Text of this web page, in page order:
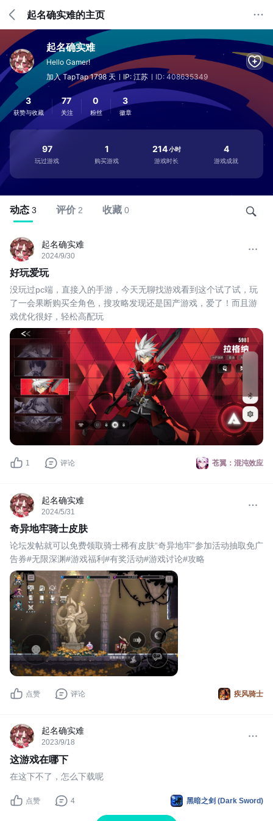
起名确实难的主页
起名确实难
Hello Gamer!
加入 TapTap 1798 天
IP: 江苏 ID: 408635349
3
获赞与收藏
77
关注
0
粉丝
3
徽章
97
玩过游戏
1
购买游戏
214 小时
游戏时长
4
游戏成就
动态 3 评价 2 收藏 0
起名确实难
2024/9/30
好玩爱玩
没玩过pc端，直接入的手游，今天无聊找游戏看到这个试了试，玩
了一会果断购买全角色，搜攻略发现还是国产游戏，爱了！而且游
戏优化很好，轻松高配玩
苍翼：混沌效应
1 评论
起名确实难
2024/5/31
奇异地牢骑士皮肤
论坛发帖就可以免费领取骑士稀有皮肤“奇异地牢”参加活动抽取免广
告券#无限深渊#游戏福利#有奖活动#游戏讨论#攻略
疾风骑士
点赞 评论
起名确实难
2023/9/18
这游戏在哪下
在这下不了，怎么下载呢
黑暗之剑 (Dark Sword)
点赞 4